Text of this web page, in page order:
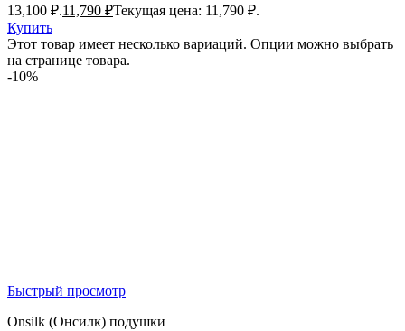
13,100 ₽.11,790 ₽Текущая цена: 11,790 ₽.
Купить
Этот товар имеет несколько вариаций. Опции можно выбрать
на странице товара.
-10%
Быстрый просмотр
Onsilk (Онсилк) подушки